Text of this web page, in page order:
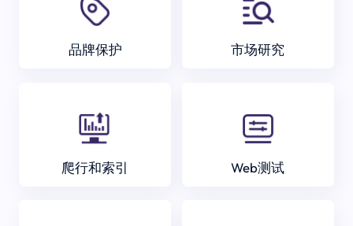
品牌保护 市场研究
爬行和索引 Web测试